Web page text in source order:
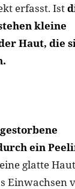
erfasst. Ist
kleine
Haut, die
ein
glatte
Einwachsen